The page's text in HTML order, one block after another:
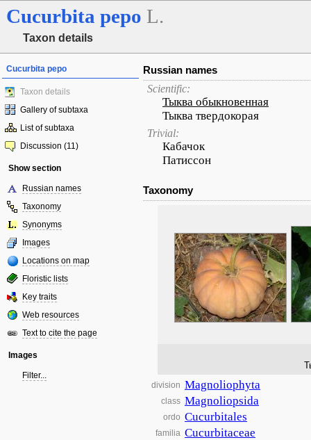
Cucurbita pepo L.
Taxon details
Cucurbita pepo
Taxon details
Gallery of subtaxa
List of subtaxa
Discussion (11)
Show section
Russian names
Taxonomy
Synonyms
Images
Locations on map
Floristic lists
Key traits
Web resources
Text to cite the page
Images
Filter...
Russian names
Scientific:
Тыква обыкновенная
Тыква твердокорая
Trivial:
Кабачок
Патиссон
Taxonomy
division Magnoliophyta
class Magnoliopsida
ordo Cucurbitales
familia Cucurbitaceae